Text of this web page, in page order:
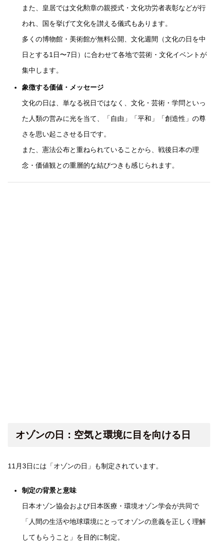
また、皇居では文化勲章の親授式・文化功労者表彰などが行
われ、国を挙げて文化を讃える儀式もあります。
多くの博物館・美術館が無料公開、文化週間（文化の日を中
日とする1日〜7日）に合わせて各地で芸術・文化イベントが
集中します。
象徴する価値・メッセージ
文化の日は、単なる祝日ではなく、文化・芸術・学問といっ
た人類の営みに光を当て、「自由」「平和」「創造性」の尊
さを思い起こさせる日です。
また、憲法公布と重ねられていることから、戦後日本の理
念・価値観との重層的な結びつきも感じられます。
オゾンの日：空気と環境に目を向ける日
11月3日には「オゾンの日」も制定されています。
制定の背景と意味
日本オゾン協会および日本医療・環境オゾン学会が共同で
「人間の生活や地球環境にとってオゾンの意義を正しく理解
してもらうこと」を目的に制定。